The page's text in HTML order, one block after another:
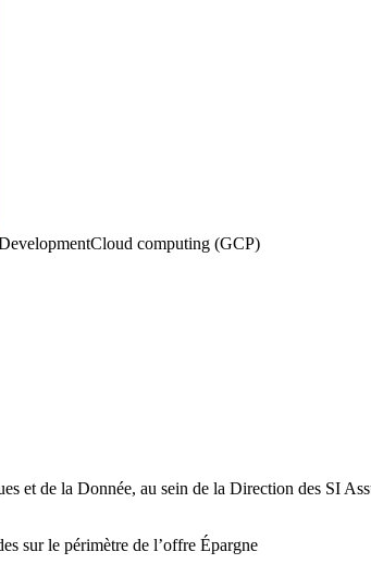
Cloud computing (GCP)
et de la Donnée, au sein de la Direction des SI
sur le périmètre de l’offre Épargne